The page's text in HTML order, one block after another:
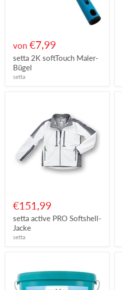
von €7,99
setta 2K softTouch Maler-
Bügel
setta
€151,99
setta active PRO Softshell-
Jacke
setta